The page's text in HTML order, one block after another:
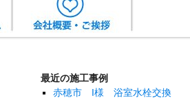
最近の施工事例
赤穂市 I様 浴室水栓交換